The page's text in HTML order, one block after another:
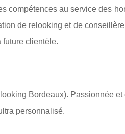
compétences au service des
de relooking et de
future clientèle.
Bordeaux). Passionnée
personnalisé.